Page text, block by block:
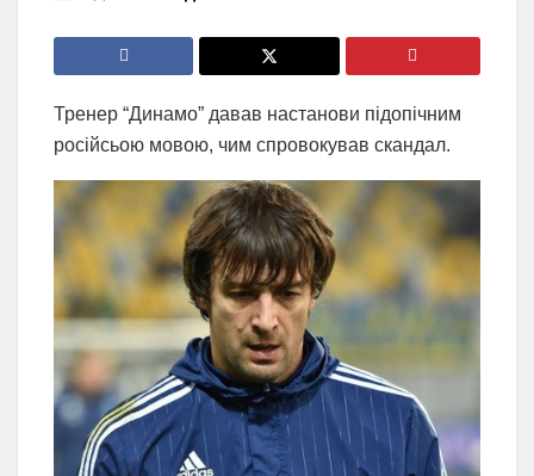
Тренер “Динамо” давав настанови підопічним
російсьою мовою, чим спровокував скандал.